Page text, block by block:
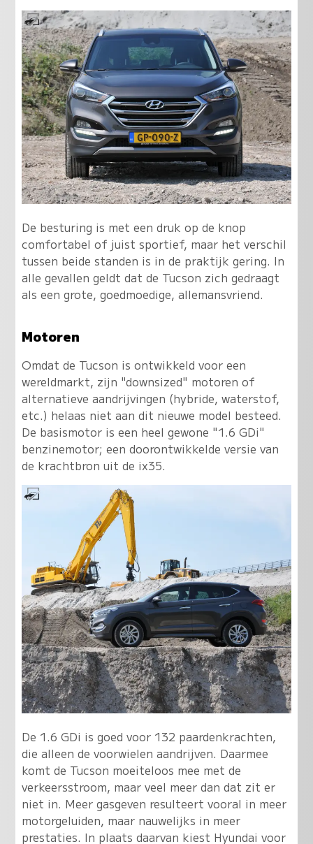
De besturing is met een druk op de knop
comfortabel of juist sportief, maar het verschil
tussen beide standen is in de praktijk gering. In
alle gevallen geldt dat de Tucson zich gedraagt
als een grote, goedmoedige, allemansvriend.
Motoren
Omdat de Tucson is ontwikkeld voor een
wereldmarkt, zijn "downsized" motoren of
alternatieve aandrijvingen (hybride, waterstof,
etc.) helaas niet aan dit nieuwe model besteed.
De basismotor is een heel gewone "1.6 GDi"
benzinemotor; een doorontwikkelde versie van
de krachtbron uit de ix35.
De 1.6 GDi is goed voor 132 paardenkrachten,
die alleen de voorwielen aandrijven. Daarmee
komt de Tucson moeiteloos mee met de
verkeersstroom, maar veel meer dan dat zit er
niet in. Meer gasgeven resulteert vooral in meer
motorgeluiden, maar nauwelijks in meer
prestaties. In plaats daarvan kiest Hyundai voor